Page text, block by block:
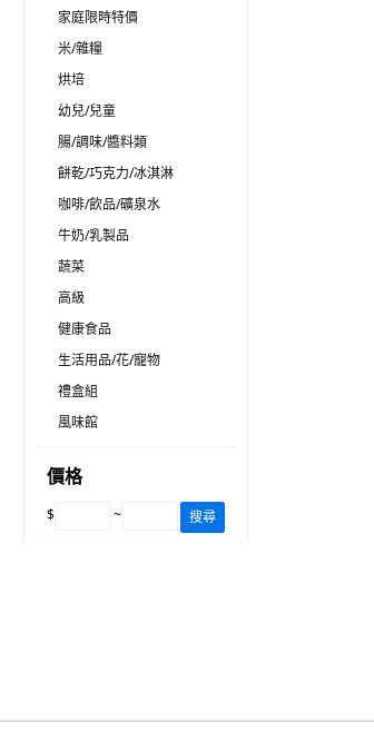
家庭限時特價
米/雜糧
烘培
幼兒/兒童
腸/調味/醬料類
餅乾/巧克力/冰淇淋
咖啡/飲品/礦泉水
牛奶/乳製品
蔬菜
高級
健康食品
生活用品/花/寵物
禮盒組
風味館
價格
$ ~ 搜尋